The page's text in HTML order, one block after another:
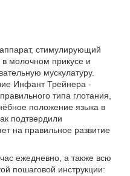
стимулирующий
в молочном прикусе и
мускулатуру.
Инфант Трейнера -
типа глотания,
положение языка в
подтвердили
на правильное развитие
ежедневно, а также всю
пошаговой инструкции: